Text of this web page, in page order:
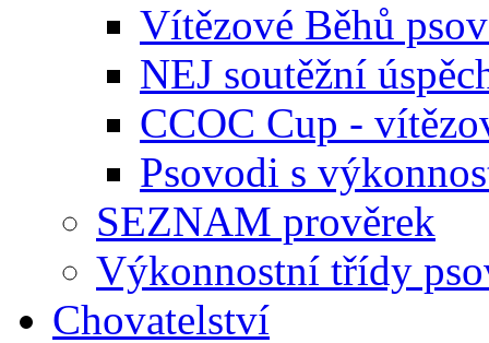
Vítězové Běhů
NEJ soutěžní
CCOC Cup -
Psovodi s
SEZNAM prověrek
Výkonnostní třídy
Chovatelství